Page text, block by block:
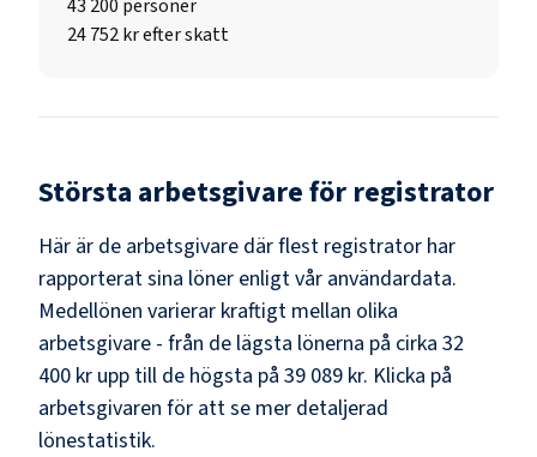
43 200 personer
24 752 kr efter skatt
Största arbetsgivare för registrator
Här är de arbetsgivare där flest registrator har
rapporterat sina löner enligt vår användardata.
Medellönen varierar kraftigt mellan olika
arbetsgivare - från de lägsta lönerna på cirka 32
400 kr upp till de högsta på 39 089 kr. Klicka på
arbetsgivaren för att se mer detaljerad
lönestatistik.